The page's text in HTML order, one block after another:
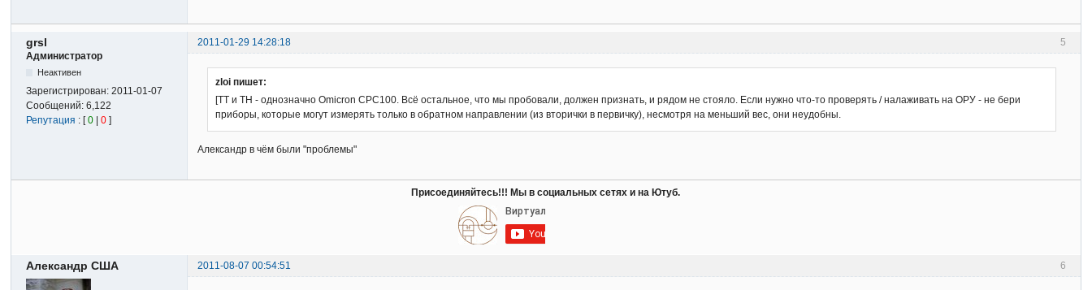
5
grsl
2011-01-29 14:28:18
Администратор
Неактивен
Зарегистрирован:2011-01-07
Сообщений:6,122
Репутация : [0 |0 ]
zloi пишет:
[ТТ и ТН - однозначно Omicron CPC100. Всё остальное, что мы пробовали, должен признать, и рядом не стояло. Если нужно что-то проверять / налаживать на ОРУ - не бери
приборы, которые могут измерять только в обратном направлении (из вторички в первичку), несмотря на меньший вес, они неудобны.
Александр в чём были "проблемы"
Присоединяйтесь!!! Мы в социальных сетях и на Ютуб.
6
Александр США 2011-08-07 00:54:51